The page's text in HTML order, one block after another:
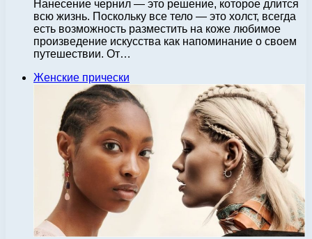
Нанесение чернил — это решение, которое длится
всю жизнь. Поскольку все тело — это холст, всегда
есть возможность разместить на коже любимое
произведение искусства как напоминание о своем
путешествии. От…
Женские прически